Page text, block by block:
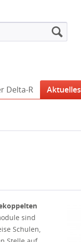
Delta-R Aktuelles
sind
Schulen,